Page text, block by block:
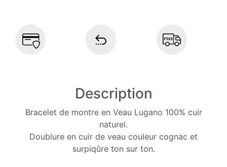
Description
Bracelet de montre en Veau Lugano 100% cuir
naturel.
Doublure en cuir de veau couleur cognac et
surpiqûre ton sur ton.